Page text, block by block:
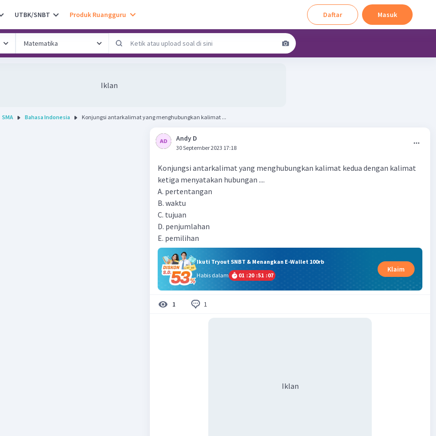
UTBK/SNBT Produk Ruangguru Daftar Masuk
Iklan
SMA Bahasa Indonesia Konjungsi antarkalimat yang menghubungkan kalimat ...
Andy D
30 September 2023 17:18
Konjungsi antarkalimat yang menghubungkan kalimat kedua dengan kalimat
ketiga menyatakan hubungan ....
A. pertentangan
B. waktu
C. tujuan
D. penjumlahan
E. pemilihan
Ikuti Tryout SNBT & Menangkan E-Wallet 100rb
Habis dalam
01 :20 :51 :07
Klaim
1 1
Iklan